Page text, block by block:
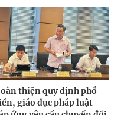
thiện quy định phổ
giáo dục pháp luật